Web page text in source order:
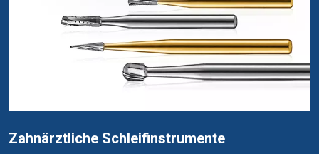
Zahnärztliche Schleifinstrumente